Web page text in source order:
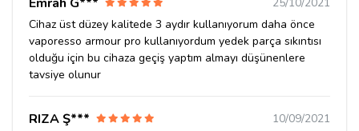
Cihaz üst düzey kalitede 3 aydır kullanıyorum daha önce
vaporesso armour pro kullanıyordum yedek parça sıkıntısı
olduğu için bu cihaza geçiş yaptım almayı düşünenlere
tavsiye olunur
RIZA Ş***
10/09/2021